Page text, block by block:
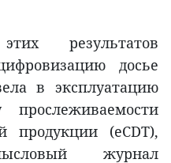
результатов
досье
в эксплуатацию
прослеживаемости
продукции (eCDT),
журнал